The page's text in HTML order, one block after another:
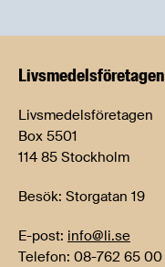
Livsmedels­företagen
Livsmedelsföretagen
Box 5501
114 85 Stockholm
Besök: Storgatan 19
E-post: info@li.se
Telefon: 08-762 65 00